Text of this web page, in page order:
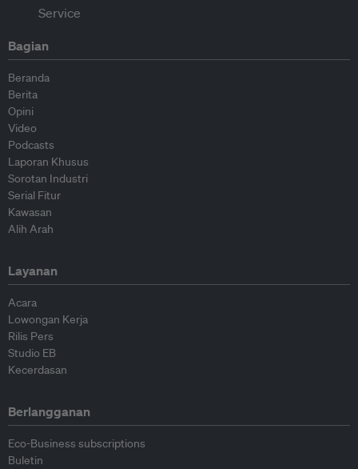
Bagian
Beranda
Berita
Opini
Video
Podcasts
Laporan Khusus
Sorotan Industri
Serial Fitur
Kawasan
Alih Arah
Layanan
Acara
Lowongan Kerja
Rilis Pers
Studio EB
Kecerdasan
Berlangganan
Eco-Business subscriptions
Buletin